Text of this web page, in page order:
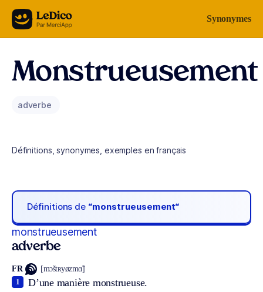
Aller au contenu Synonymes
Monstrueusement
adverbe
Définitions, synonymes, exemples en français
Définitions de “monstrueusement“
monstrueusement
adverbe
FR [mɔ̃stʀyøzmɑ̃]
D’une manière monstrueuse.
1